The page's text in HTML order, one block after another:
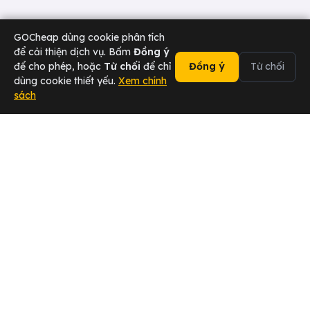
GOCheap dùng cookie phân tích
để cải thiện dịch vụ. Bấm Đồng ý
để cho phép, hoặc Từ chối để chỉ
dùng cookie thiết yếu. Xem chính
sách
Đồng ý Từ chối